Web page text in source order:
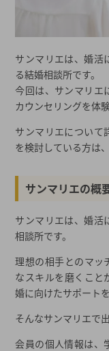
2026年夏の最新キ
都道府県から結婚
結婚相談所一覧から
サンマリエは、婚活
る結婚相談所です。
今回は、サンマリエ
カウンセリングを体
サンマリエについて
を検討している方は
サンマリエの概
サンマリエは、婚活
相談所です。
理想の相手とのマッ
なスキルを磨くこと
婚に向けたサポート
そんなサンマリエで
会員の個人情報は、